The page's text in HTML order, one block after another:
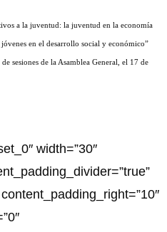
a la juventud: la juventud en la economía
en el desarrollo social y económico”
sesiones de la Asamblea General, el 17 de
width=”30″